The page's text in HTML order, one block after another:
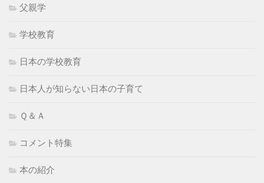
父親学
学校教育
日本の学校教育
日本人が知らない日本の子育て
Ｑ＆Ａ
コメント特集
本の紹介